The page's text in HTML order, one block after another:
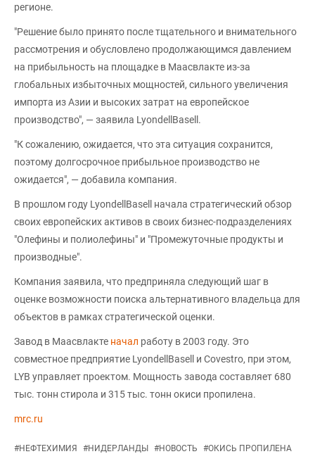
регионе.
"Решение было принято после тщательного и внимательного
рассмотрения и обусловлено продолжающимся давлением
на прибыльность на площадке в Маасвлакте из-за
глобальных избыточных мощностей, сильного увеличения
импорта из Азии и высоких затрат на европейское
производство", — заявила LyondellBasell.
"К сожалению, ожидается, что эта ситуация сохранится,
поэтому долгосрочное прибыльное производство не
ожидается", — добавила компания.
В прошлом году LyondellBasell начала стратегический обзор
своих европейских активов в своих бизнес-подразделениях
"Олефины и полиолефины" и "Промежуточные продукты и
производные".
Компания заявила, что предприняла следующий шаг в
оценке возможности поиска альтернативного владельца для
объектов в рамках стратегической оценки.
Завод в Маасвлакте начал работу в 2003 году. Это
совместное предприятие LyondellBasell и Covestro, при этом,
LYB управляет проектом. Мощность завода составляет 680
тыс. тонн стирола и 315 тыс. тонн окиси пропилена.
mrc.ru
#НЕФТЕХИМИЯ #НИДЕРЛАНДЫ #НОВОСТЬ #ОКИСЬ ПРОПИЛЕНА